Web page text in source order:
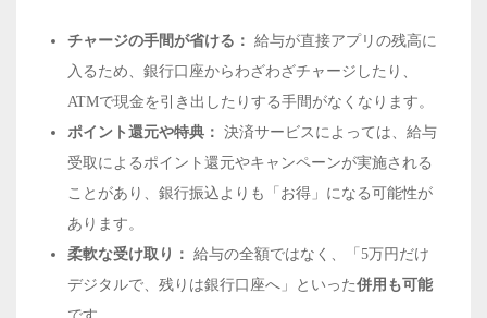
チャージの手間が省ける： 給与が直接アプリの残高に
入るため、銀行口座からわざわざチャージしたり、
ATMで現金を引き出したりする手間がなくなります。
ポイント還元や特典： 決済サービスによっては、給与
受取によるポイント還元やキャンペーンが実施される
ことがあり、銀行振込よりも「お得」になる可能性が
あります。
柔軟な受け取り： 給与の全額ではなく、「5万円だけ
デジタルで、残りは銀行口座へ」といった併用も可能